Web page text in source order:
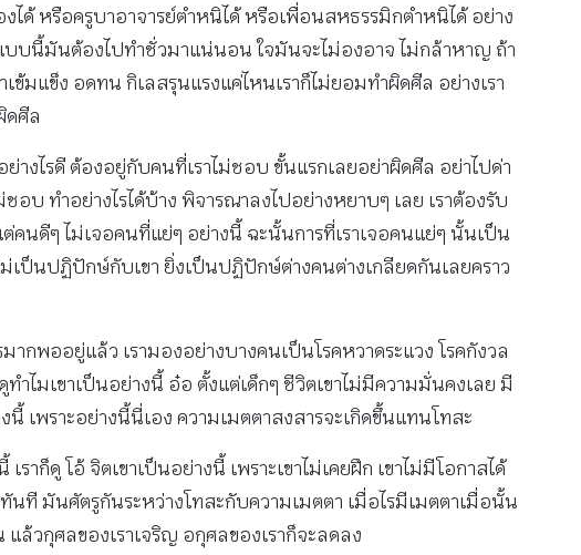
ได้ หรือครูบาอาจารย์ตำหนิได้ หรือเพื่อนสหธรรมิกตำหนิได้ อย่าง
บนี้มันต้องไปทำชั่วมาแน่นอน ใจมันจะไม่องอาจ ไม่กล้าหาญ ถ้า
มแข็ง อดทน กิเลสรุนแรงแค่ไหนเราก็ไม่ยอมทำผิดศีล อย่างเรา
ดศีล
งไรดี ต้องอยู่กับคนที่เราไม่ชอบ ขั้นแรกเลยอย่าผิดศีล อย่าไปด่า
อบ ทำอย่างไรได้บ้าง พิจารณาลงไปอย่างหยาบๆ เลย เราต้องรับ
คนดีๆ ไม่เจอคนที่แย่ๆ อย่างนี้ ฉะนั้นการที่เราเจอคนแย่ๆ นั้นเป็น
ม่เป็นปฏิปักษ์กับเขา ยิ่งเป็นปฏิปักษ์ต่างคนต่างเกลียดกันเลยคราว
กพออยู่แล้ว เรามองอย่างบางคนเป็นโรคหวาดระแวง โรคกังวล
ำไมเขาเป็นอย่างนี้ อ๋อ ตั้งแต่เด็กๆ ชีวิตเขาไม่มีความมั่นคงเลย มี
เพราะอย่างนี้นี่เอง ความเมตตาสงสารจะเกิดขึ้นแทนโทสะ
าก็ดู โอ้ จิตเขาเป็นอย่างนี้ เพราะเขาไม่เคยฝึก เขาไม่มีโอกาสได้
ทันที มันศัตรูกันระหว่างโทสะกับความเมตตา เมื่อไรมีเมตตาเมื่อนั้น
ล้วกุศลของเราเจริญ อกุศลของเราก็จะลดลง